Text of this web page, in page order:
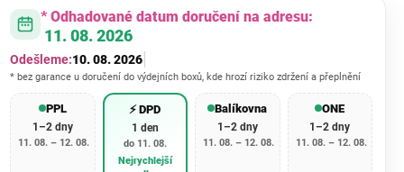
* Odhadované datum doručení na adresu:
11. 08. 2026
Odešleme:10. 08. 2026
* bez garance u doručení do výdejních boxů, kde hrozí riziko zdržení a přeplnění
PPL
1–2 dny
11. 08. – 12. 08.
⚡ DPD
1 den
do 11. 08.
Nejrychlejší
Balíkovna
1–2 dny
11. 08. – 12. 08.
ONE
1–2 dny
11. 08. – 12. 08.